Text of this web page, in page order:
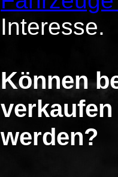
Interesse.
Können
werden?